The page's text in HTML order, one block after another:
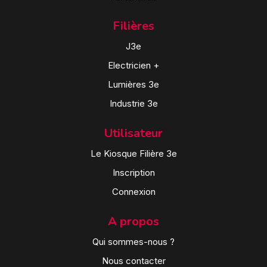
Filières
J3e
Electricien +
Lumières 3e
Industrie 3e
Utilisateur
Le Kiosque Filière 3e
Inscription
Connexion
A propos
Qui sommes-nous ?
Nous contacter